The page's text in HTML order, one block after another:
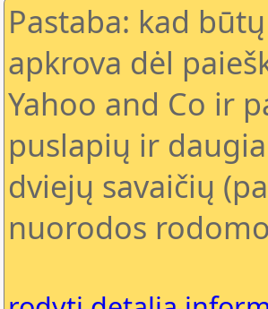
Pastaba: kad
apkrova dėl
Yahoo and Co ir
puslapių ir
dviejų savaičių
nuorodos